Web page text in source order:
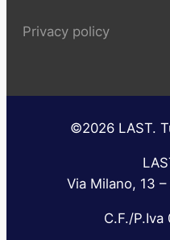
Privacy policy
©2026 LAST.
Via Milano, 13
C.F./